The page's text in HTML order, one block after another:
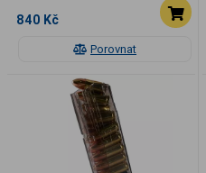
Porovnat
840 Kč